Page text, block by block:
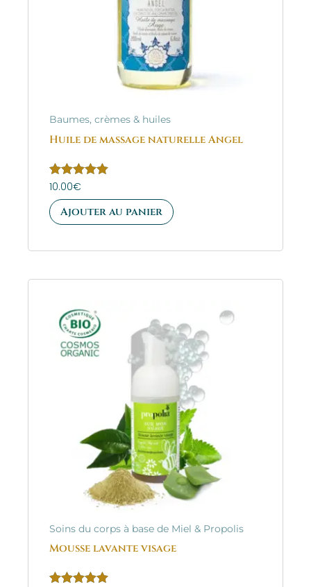
Baumes, crèmes & huiles
Huile de massage naturelle Angel
Note
sur 5
10.00€
Ajouter au panier
Soins du corps à base de Miel & Propolis
Mousse lavante visage